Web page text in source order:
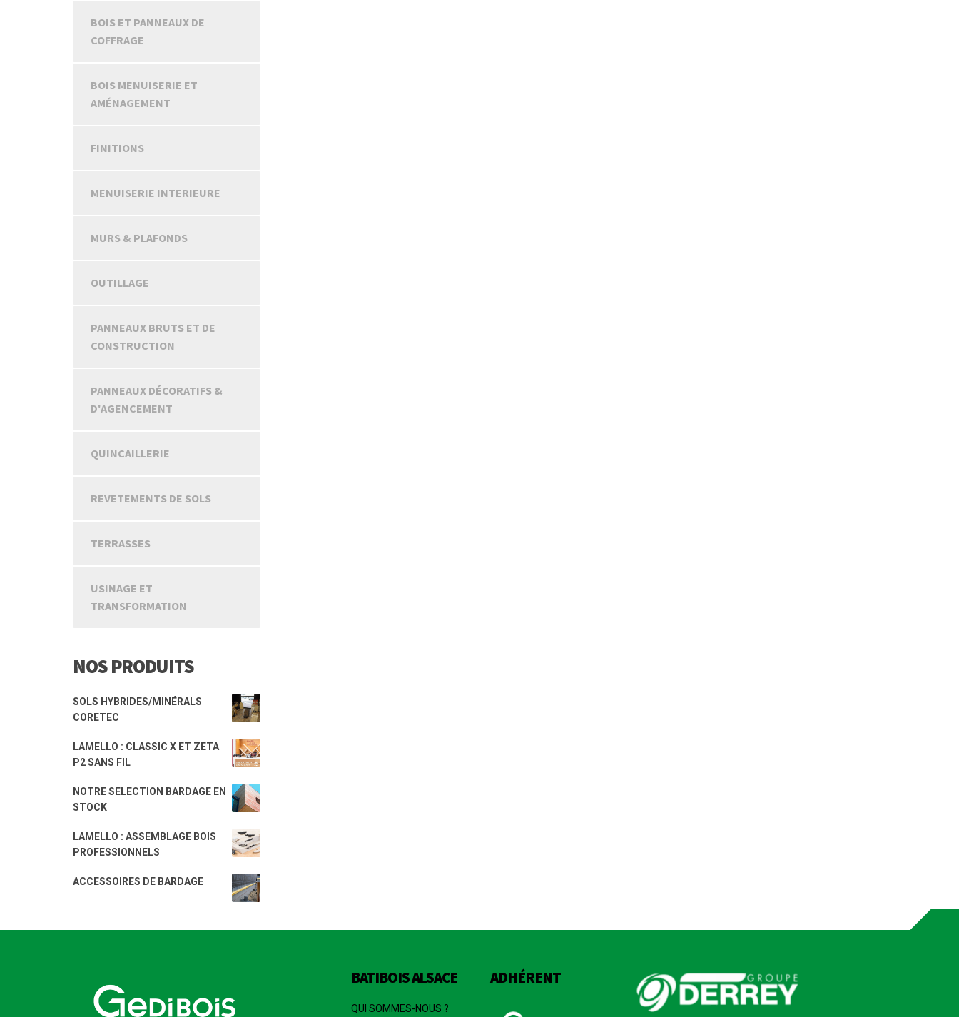
BOIS ET PANNEAUX DE
COFFRAGE
BOIS MENUISERIE ET
AMÉNAGEMENT
FINITIONS
MENUISERIE INTERIEURE
MURS & PLAFONDS
OUTILLAGE
PANNEAUX BRUTS ET DE
CONSTRUCTION
PANNEAUX DÉCORATIFS &
D'AGENCEMENT
QUINCAILLERIE
REVETEMENTS DE SOLS
TERRASSES
USINAGE ET
TRANSFORMATION
NOS PRODUITS
SOLS HYBRIDES/MINÉRALS
CORETEC
LAMELLO : CLASSIC X ET ZETA
P2 SANS FIL
NOTRE SELECTION BARDAGE EN
STOCK
LAMELLO : ASSEMBLAGE BOIS
PROFESSIONNELS
ACCESSOIRES DE BARDAGE
BATIBOIS ALSACE
QUI SOMMES-NOUS ?
ADHÉRENT